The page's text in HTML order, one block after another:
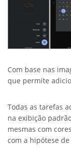
Com base nas
que permite
Todas as tarefas
na exibição
mesmas com
com a hipótese